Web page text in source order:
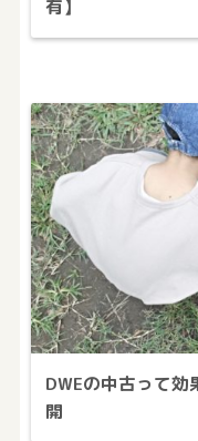
有】
DWEの中古って
開